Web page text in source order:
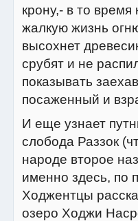
крону,- в то
жалкую жизнь
высохнет
срубят и не
показывать
посаженный и
И еще узнает
слобода Раззок
народе второе
именно здесь, по
Ходжентцы
озеро Ходжи